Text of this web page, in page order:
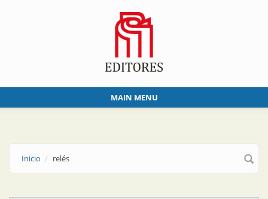
MAIN MENU
Inicio relés